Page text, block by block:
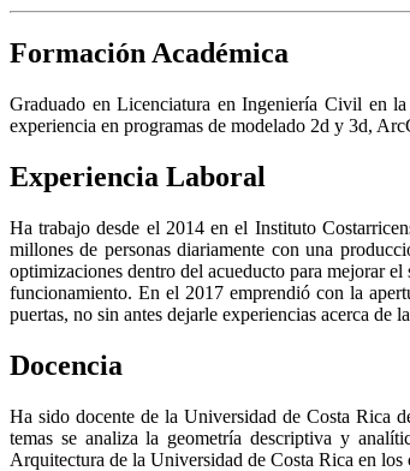
Formación Académica
Graduado en Licenciatura en Ingeniería Civil en
experiencia en programas de modelado 2d y 3d,
Experiencia Laboral
Ha trabajo desde el 2014 en el Instituto
millones de personas diariamente con una
optimizaciones dentro del acueducto para mejorar
funcionamiento. En el 2017 emprendió con la
puertas, no sin antes dejarle experiencias acerca de
Docencia
Ha sido docente de la Universidad de Costa Rica
temas se analiza la geometría descriptiva y
Arquitectura de la Universidad de Costa Rica en los